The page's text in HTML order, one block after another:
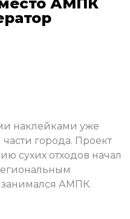
наклейками уже
города. Проект
сухих отходов начал
АМПК.